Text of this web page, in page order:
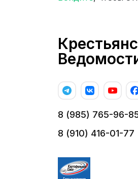
8 (985) 765-96-
8 (910) 416-01-77